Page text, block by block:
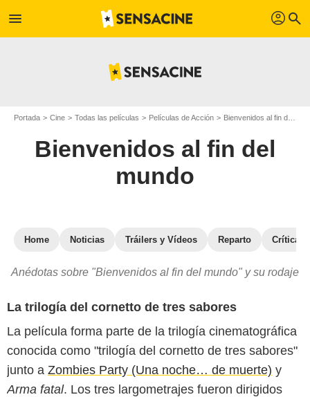
menu profil search
Portada Cine Todas las películas Películas de Acción Bienvenidos al fin del mundo
Bienvenidos al fin del
mundo
Home Noticias Tráilers y Vídeos Reparto Críticas
Anédotas sobre "Bienvenidos al fin del mundo" y su rodaje
La trilogía del cornetto de tres sabores
La película forma parte de la trilogía cinematográfica
conocida como "trilogía del cornetto de tres sabores"
junto a Zombies Party (Una noche… de muerte) y
Arma fatal. Los tres largometrajes fueron dirigidos